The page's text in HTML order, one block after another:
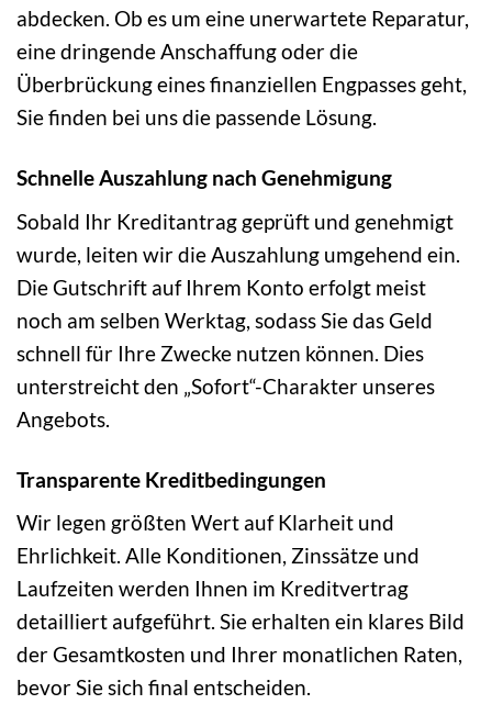
abdecken. Ob es um eine unerwartete Reparatur,
eine dringende Anschaffung oder die
Überbrückung eines finanziellen Engpasses geht,
Sie finden bei uns die passende Lösung.
Schnelle Auszahlung nach Genehmigung
Sobald Ihr Kreditantrag geprüft und genehmigt
wurde, leiten wir die Auszahlung umgehend ein.
Die Gutschrift auf Ihrem Konto erfolgt meist
noch am selben Werktag, sodass Sie das Geld
schnell für Ihre Zwecke nutzen können. Dies
unterstreicht den „Sofort“-Charakter unseres
Angebots.
Transparente Kreditbedingungen
Wir legen größten Wert auf Klarheit und
Ehrlichkeit. Alle Konditionen, Zinssätze und
Laufzeiten werden Ihnen im Kreditvertrag
detailliert aufgeführt. Sie erhalten ein klares Bild
der Gesamtkosten und Ihrer monatlichen Raten,
bevor Sie sich final entscheiden.